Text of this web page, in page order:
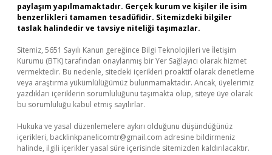
paylaşım yapılmamaktadır. Gerçek kurum ve kişiler ile isim
benzerlikleri tamamen tesadüfidir. Sitemizdeki bilgiler
taslak halindedir ve tavsiye niteliği taşımazlar.
Sitemiz, 5651 Sayılı Kanun gereğince Bilgi Teknolojileri ve İletişim
Kurumu (BTK) tarafından onaylanmış bir Yer Sağlayıcı olarak hizmet
vermektedir. Bu nedenle, sitedeki içerikleri proaktif olarak denetleme
veya araştırma yükümlülüğümüz bulunmamaktadır. Ancak, üyelerimiz
yazdıkları içeriklerin sorumluluğunu taşımakta olup, siteye üye olarak
bu sorumluluğu kabul etmiş sayılırlar.
Hukuka ve yasal düzenlemelere aykırı olduğunu düşündüğünüz
içerikleri, backlinkpanelicomtr@gmail.com adresine bildirmeniz
halinde, ilgili içerikler yasal süre içerisinde sitemizden kaldırılacaktır.